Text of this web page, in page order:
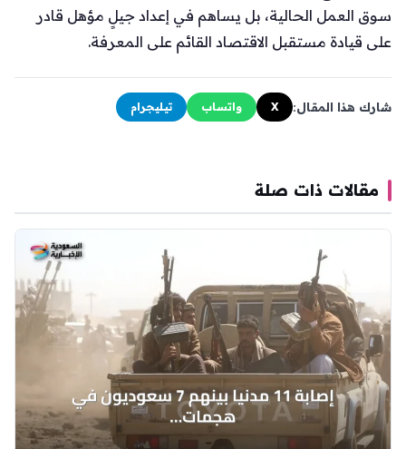
سوق العمل الحالية، بل يساهم في إعداد جيلٍ مؤهل قادر
على قيادة مستقبل الاقتصاد القائم على المعرفة.
شارك هذا المقال: X واتساب تيليجرام
مقالات ذات صلة